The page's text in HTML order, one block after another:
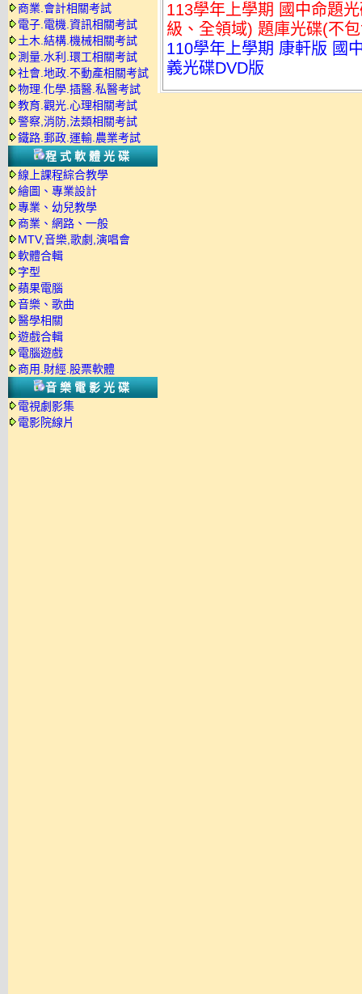
商業.會計相關考試
電子.電機.資訊相關考試
土木.結構.機械相關考試
測量.水利.環工相關考試
社會.地政.不動產相關考試
物理.化學.插醫.私醫考試
教育.觀光.心理相關考試
警察,消防,法類相關考試
鐵路.郵政.運輸.農業考試
程式軟體光碟
線上課程綜合教學
繪圖、專業設計
專業、幼兒教學
商業、網路、一般
MTV,音樂,歌劇,演唱會
軟體合輯
字型
蘋果電腦
音樂、歌曲
醫學相關
遊戲合輯
電腦遊戲
商用.財經.股票軟體
音樂電影光碟
電視劇影集
電影院線片
113學年上學期 國中命題
級、全領域) 題庫光碟(不
110學年上學期 康軒版 國
義光碟DVD版